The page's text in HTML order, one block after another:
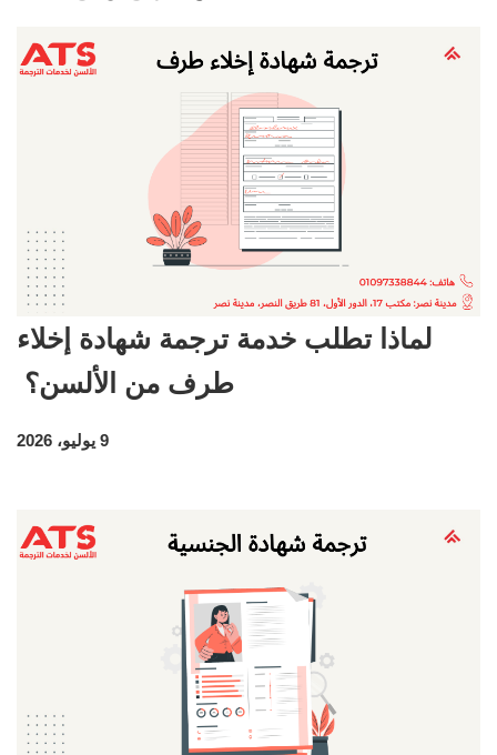
لماذا تطلب خدمة ترجمة شهادة إخلاء
طرف من الألسن؟
9 يوليو، 2026